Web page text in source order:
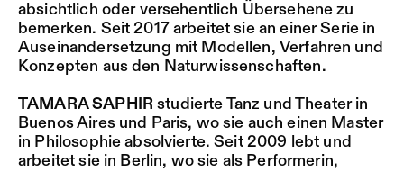
absichtlich oder versehentlich Übersehene zu
bemerken. Seit 2017 arbeitet sie an einer Serie in
Auseinandersetzung mit Modellen, Verfahren und
Konzepten aus den Naturwissenschaften.
TAMARA SAPHIRstudierte Tanz und Theater in
Buenos Aires und Paris, wo sie auch einen Master
in Philosophie absolvierte. Seit 2009 lebt und
arbeitet sie in Berlin, wo sie als Performerin,